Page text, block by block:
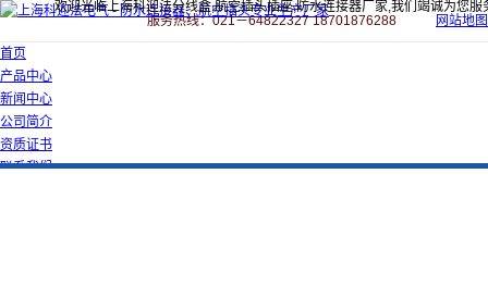
欢迎光临上海科迎法分线盒,航空插头插座,防水连接器厂家,我们竭诚为您服
服务热线：021－64822327 18701876288
网站地图
首页
产品中心
新闻中心
公司简介
资质证书
联系我们